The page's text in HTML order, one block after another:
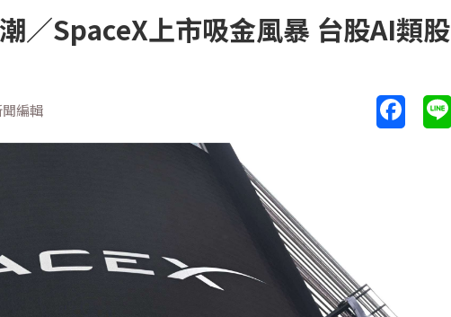
／SpaceX上市吸金風暴 台股AI類股
編輯